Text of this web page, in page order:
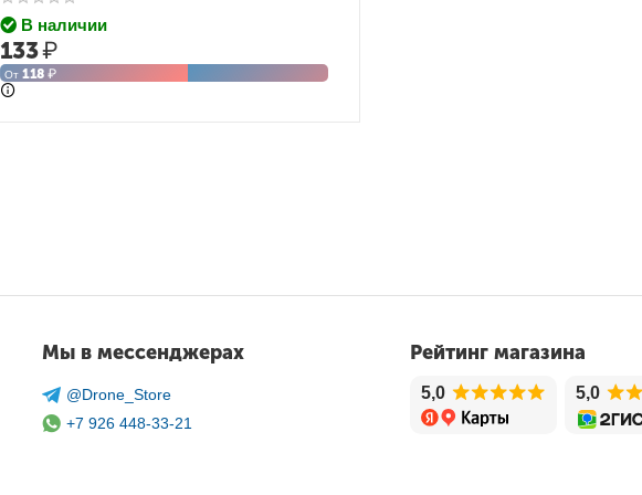
В наличии
133₽
От 118 ₽
Мы в мессенджерах
@Drone_Store
+7 926 448-33-21
Рейтинг магазина
5,0 5,0